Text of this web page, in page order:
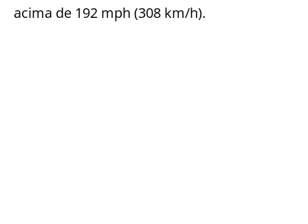
acima de 192 mph (308 km/h).